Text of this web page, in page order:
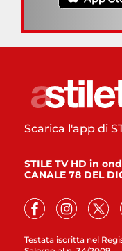
Testata iscritta nel
Scarica l'app di
STILE TV HD in
CANALE 78 DEL